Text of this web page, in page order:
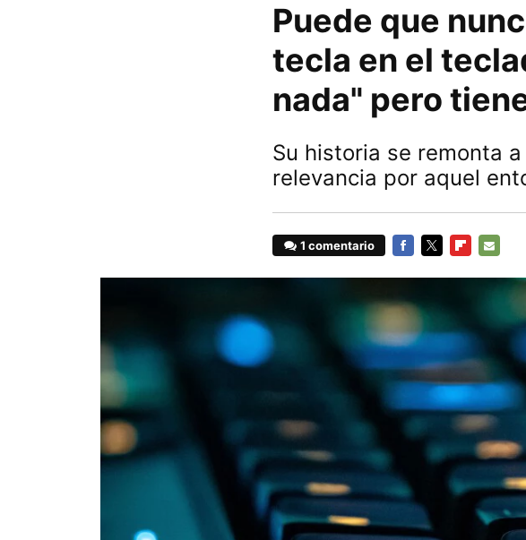
Puede que
tecla en el
nada" pero
Su historia se remonta
relevancia por aquel
1 comentario
MAIL